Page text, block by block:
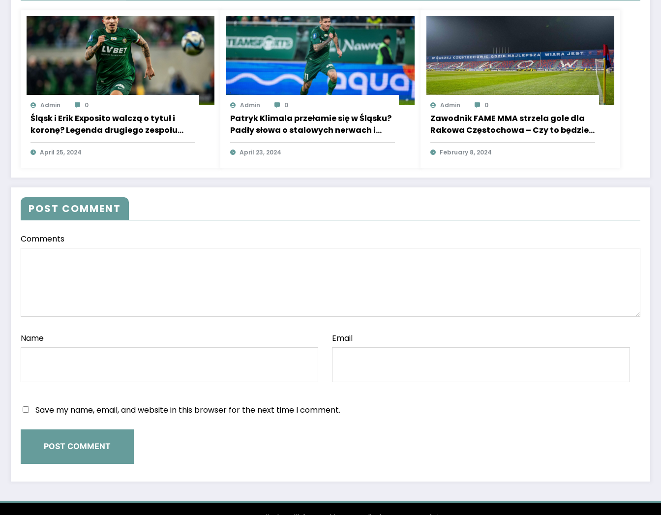
Admin 0
Śląsk i Erik Exposito walczą o tytuł i
koronę? Legenda drugiego zespołu
mówi o determinacji, brak
dramatyzowania
April 25, 2024
Admin 0
Patryk Klimala przełamie się w Śląsku?
Padły słowa o stalowych nerwach i
odporności na krytykę
April 23, 2024
Admin 0
Zawodnik FAME MMA strzela gole dla
Rakowa Częstochowa – Czy to będzie
hit?
February 8, 2024
POST COMMENT
Comments
Name Email
Save my name, email, and website in this browser for the next time I comment.